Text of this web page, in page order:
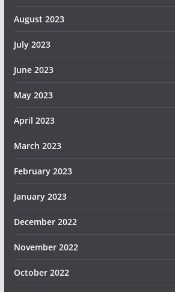
August 2023
July 2023
June 2023
May 2023
April 2023
March 2023
February 2023
January 2023
December 2022
November 2022
October 2022